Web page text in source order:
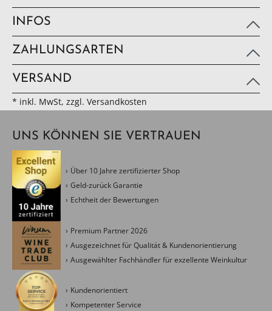
INFOS
ZAHLUNGSARTEN
VERSAND
* inkl. MwSt, zzgl. Versandkosten
UNS KÖNNEN SIE VERTRAUEN
Über 10 Jahre zertifizierter Shop
Geld-zurück Garantie
Echtheit der Bewertungen
Premium Partner 2026
Ausgezeichnet für Qualität & Kundenorientierung
Ausgewählter Fachhändler für exzellente Weinkultur
Kundenorientiert
Kompetenter Service